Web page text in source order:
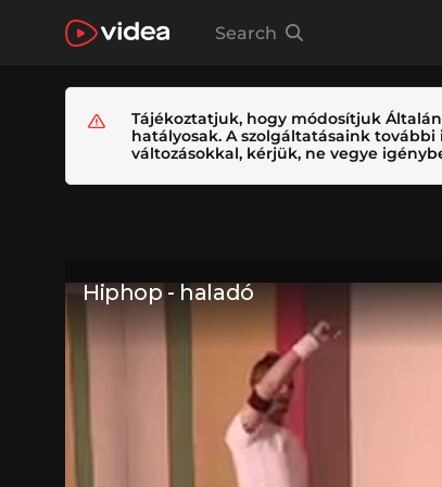
Search
Tájékoztatjuk, hogy módosítjuk
hatályosak. A szolgáltatásaink
változásokkal, kérjük, ne vegye